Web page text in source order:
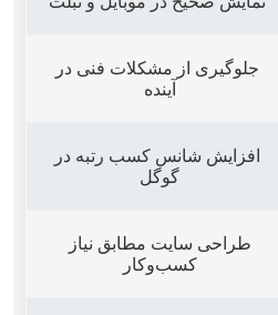
جلوگیری از مشکلات فنی در
آینده
افزایش شانس کسب رتبه در
گوگل
طراحی سایت مطابق نیاز
کسب‌وکار